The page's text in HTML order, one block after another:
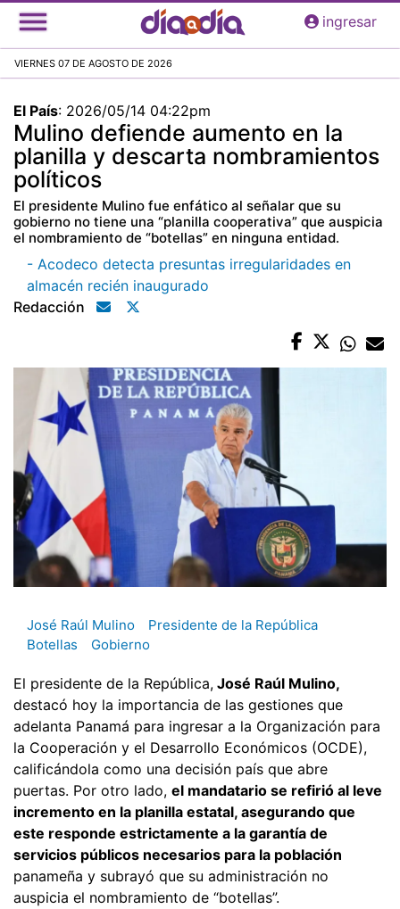
Pasar
al
principal
ingresar
VIERNES 07 DE AGOSTO DE 2026
El País: 2026/05/14 04:22pm
Mulino defiende aumento en la
planilla y descarta nombramientos
políticos
El presidente Mulino fue enfático al señalar que su
gobierno no tiene una “planilla cooperativa” que auspicia
el nombramiento de “botellas” en ninguna entidad.
- Acodeco detecta presuntas irregularidades en
almacén recién inaugurado
Redacción
José Raúl Mulino
Presidente de la República
Botellas
Gobierno
El presidente de la República, José Raúl Mulino,
destacó hoy la importancia de las gestiones que
adelanta Panamá para ingresar a la Organización para
la Cooperación y el Desarrollo Económicos (OCDE),
calificándola como una decisión país que abre
puertas. Por otro lado, el mandatario se refirió al leve
incremento en la planilla estatal, asegurando que
este responde estrictamente a la garantía de
servicios públicos necesarios para la población
panameña y subrayó que su administración no
auspicia el nombramiento de “botellas”.